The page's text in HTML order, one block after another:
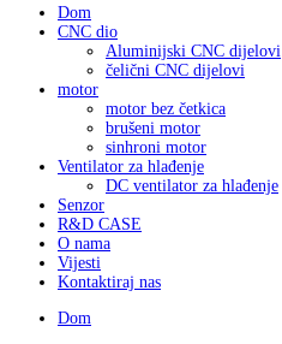
Dom
CNC dio
Aluminijski CNC dijelovi
čelični CNC dijelovi
motor
motor bez četkica
brušeni motor
sinhroni motor
Ventilator za hlađenje
DC ventilator za hlađenje
Senzor
R&D CASE
O nama
Vijesti
Kontaktiraj nas
Dom